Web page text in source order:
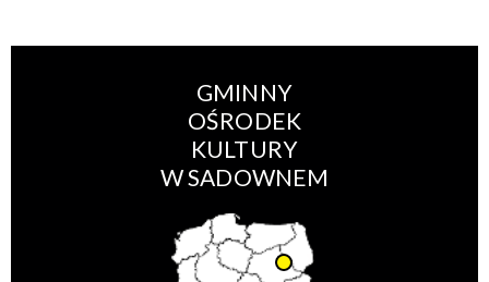
GMINNY
OŚRODEK
KULTURY
W SADOWNEM